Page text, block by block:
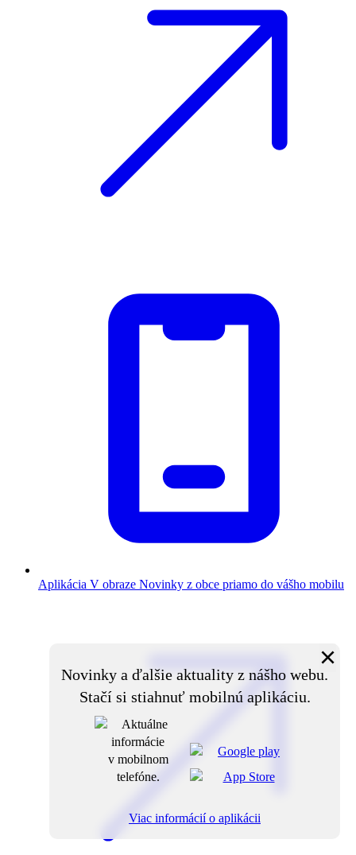
Aplikácia V obraze Novinky z obce priamo do vášho mobilu
Novinky a ďalšie aktuality z nášho webu.
Stačí si stiahnuť mobilnú aplikáciu.
×
Viac informácií o aplikácii